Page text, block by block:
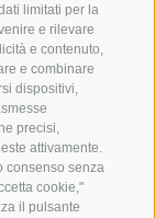
limitati per la
e rilevare
e contenuto,
e combinare
dispositivi,
precisi,
attivamente.
consenso senza
cookie,"
il pulsante